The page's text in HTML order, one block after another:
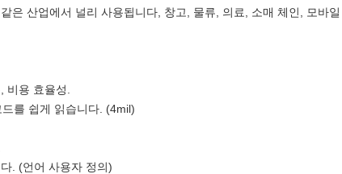
은 산업에서 널리 사용됩니다, 창고, 물류, 의료, 소매 체인, 모바
용 효율성.
를 쉽게 읽습니다. (4mil)
. (언어 사용자 정의)